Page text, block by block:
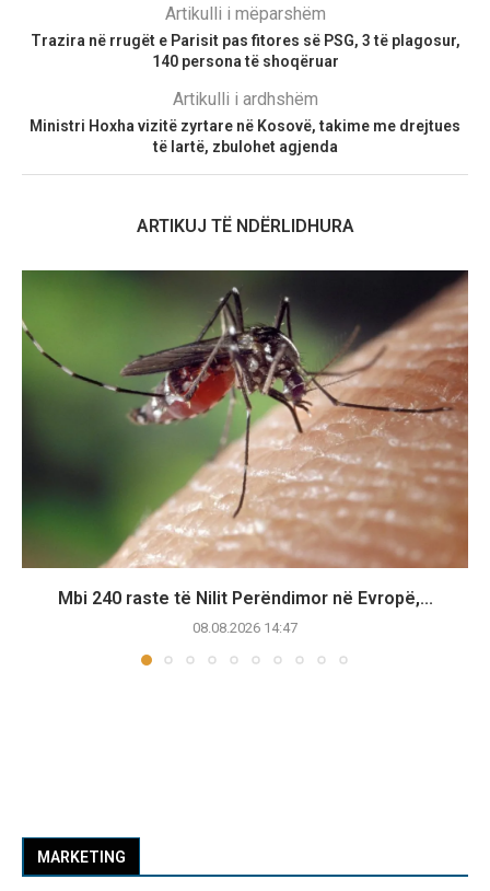
Artikulli i mëparshëm
Trazira në rrugët e Parisit pas fitores së PSG, 3 të plagosur,
140 persona të shoqëruar
Artikulli i ardhshëm
Ministri Hoxha vizitë zyrtare në Kosovë, takime me drejtues
të lartë, zbulohet agjenda
ARTIKUJ TË NDËRLIDHURA
Mbi 240 raste të Nilit Perëndimor në Evropë,...
08.08.2026 14:47
MARKETING